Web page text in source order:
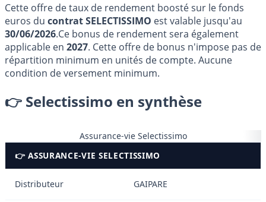
Cette offre de taux de rendement boosté sur le fonds
euros du contrat SELECTISSIMO est valable jusqu'au
30/06/2026.Ce bonus de rendement sera également
applicable en 2027. Cette offre de bonus n'impose pas de
répartition minimum en unités de compte. Aucune
condition de versement minimum.
👉 Selectissimo en synthèse
Assurance-vie Selectissimo
👉 ASSURANCE-VIE SELECTISSIMO
Distributeur GAIPARE